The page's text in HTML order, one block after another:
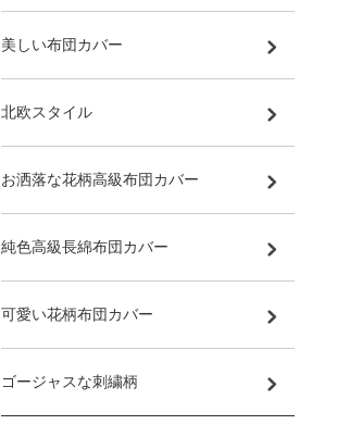
美しい布団カバー
北欧スタイル
お洒落な花柄高級布団カバー
純色高級長綿布団カバー
可愛い花柄布団カバー
ゴージャスな刺繍柄